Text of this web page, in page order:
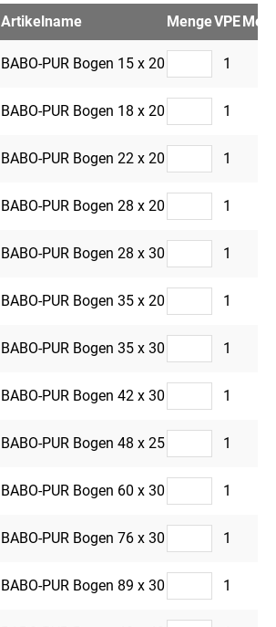
Artikelname MengeVPE
BABO-PUR Bogen 15 x 20 1
BABO-PUR Bogen 18 x 20 1
BABO-PUR Bogen 22 x 20 1
BABO-PUR Bogen 28 x 20 1
BABO-PUR Bogen 28 x 30 1
BABO-PUR Bogen 35 x 20 1
BABO-PUR Bogen 35 x 30 1
BABO-PUR Bogen 42 x 30 1
BABO-PUR Bogen 48 x 25 1
BABO-PUR Bogen 60 x 30 1
BABO-PUR Bogen 76 x 30 1
BABO-PUR Bogen 89 x 30 1